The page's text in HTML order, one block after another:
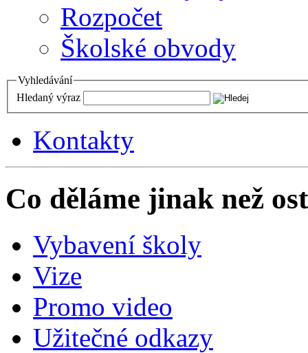
Rozpočet
Školské obvody
Vyhledávání
Hledaný výraz
Kontakty
Co děláme jinak než
Vybavení školy
Vize
Promo video
Užitečné odkazy